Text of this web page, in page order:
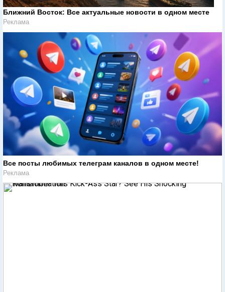
Ближний Восток: Все актуальные новости в одном месте
Реклама
Все посты любимых телеграм каналов в одном месте!
Реклама